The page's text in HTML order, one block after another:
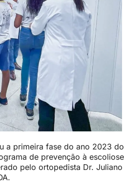
a primeira fase do ano 2023 do
de prevenção à escoliose
pelo ortopedista Dr. Juliano